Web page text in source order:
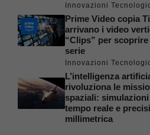
Innovazioni
Prime Video copia
arrivano i video
“Clips” per
serie
Innovazioni
L’intelligenza
rivoluziona le
spaziali:
tempo reale e
millimetrica